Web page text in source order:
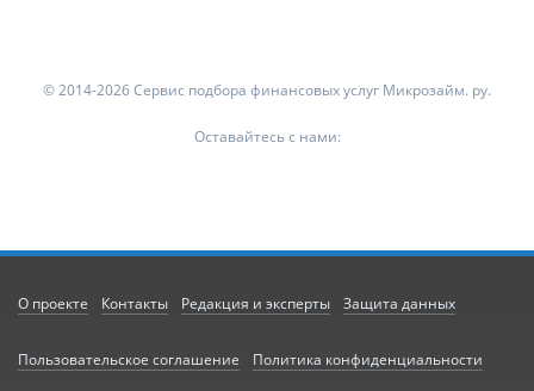
© 2014-2026 Сервис подбора финансовых услуг Микрозайм. ру.
Оставайтесь с нами:
О проекте Контакты Редакция и эксперты Защита данных
Пользовательское соглашение Политика конфиденциальности